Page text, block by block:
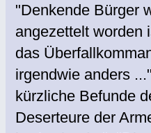
"Denkende Bürger
angezettelt worden
das
irgendwie anders
kürzliche Befunde
Deserteure der